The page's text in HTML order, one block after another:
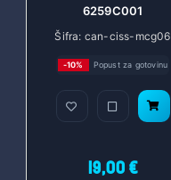
6259C001
Šifra: can-ciss-mcg06
-10% Popust za gotovinu
19,00 €